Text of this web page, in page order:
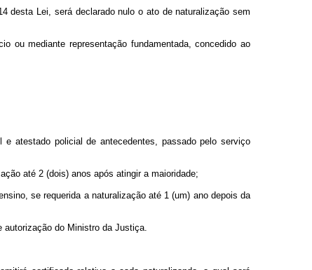
desta Lei, será declarado nulo o ato de naturalização sem
ou mediante representação fundamentada, concedido ao
atestado policial de antecedentes, passado pelo serviço
até 2 (dois) anos após atingir a maioridade;
se requerida a naturalização até 1 (um) ano depois da
autorização do Ministro da Justiça.